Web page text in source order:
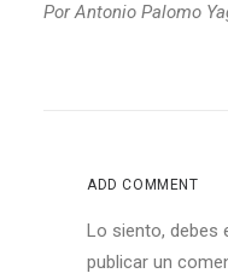
PorAntonio Palomo
ADD COMMENT
Lo siento, debes
publicar un